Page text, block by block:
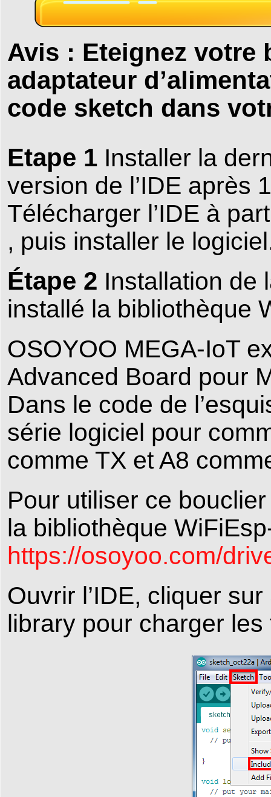
Avis : Eteignez votre
adaptateur
code sketch dans
Etape 1 Installer la
version de l’IDE après
Télécharger l’IDE à
, puis installer le
Étape 2 Installation de
installé la bibliothèque
OSOYOO MEGA-IoT
Advanced Board pour
Dans le code de
série logiciel pour
comme TX et A8
Pour utiliser ce
la bibliothèque
https://osoyoo.com/
Ouvrir l’IDE, cliquer
library pour charger